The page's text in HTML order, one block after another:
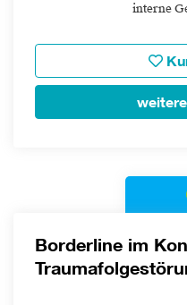
interne
Borderline im